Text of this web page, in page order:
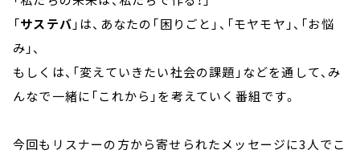
「サステバ 」は、あなたの「困りごと」、「モヤモヤ」、「お悩
み」、
もしくは、「変えていきたい社会の課題」などを通して、み
んなで一緒に「これから」を考えていく番組です。
今回もリスナーの方から寄せられたメッセージに3人でこ